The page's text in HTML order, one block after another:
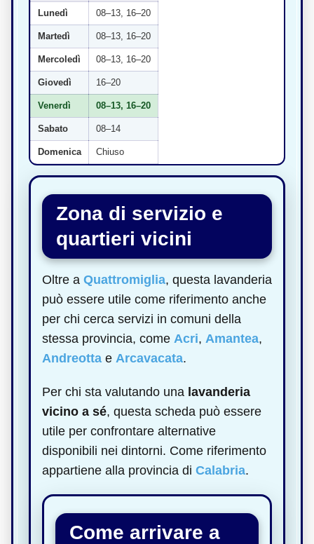
Lunedì 08–13, 16–20
Martedì 08–13, 16–20
Mercoledì 08–13, 16–20
Giovedì 16–20
Venerdì 08–13, 16–20
Sabato 08–14
Domenica Chiuso
Zona di servizio e
quartieri vicini
Oltre a Quattromiglia, questa lavanderia
può essere utile come riferimento anche
per chi cerca servizi in comuni della
stessa provincia, come Acri, Amantea,
Andreotta e Arcavacata.
Per chi sta valutando una lavanderia
vicino a sé, questa scheda può essere
utile per confrontare alternative
disponibili nei dintorni. Come riferimento
appartiene alla provincia di Calabria.
Come arrivare a